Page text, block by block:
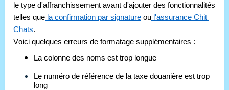
le type d'affranchissement avant d'ajouter des fonctionnalités
telles que la confirmation par signature ou l'assurance Chit
Chats.
Voici quelques erreurs de formatage supplémentaires :
La colonne des noms est trop longue
Le numéro de référence de la taxe douanière est trop
long